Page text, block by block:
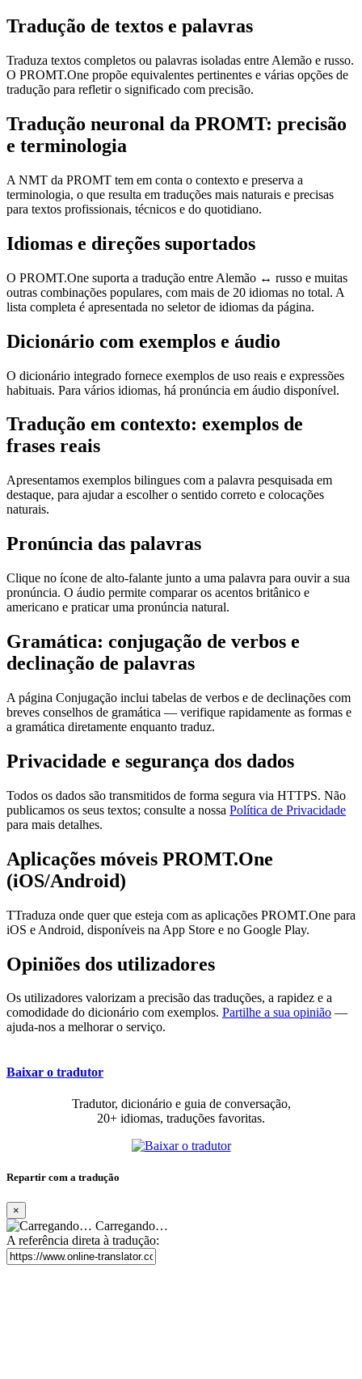
Tradução de textos e palavras
Traduza textos completos ou palavras isoladas entre Alemão e russo.
O PROMT.One propõe equivalentes pertinentes e várias opções de
tradução para refletir o significado com precisão.
Tradução neuronal da PROMT: precisão
e terminologia
A NMT da PROMT tem em conta o contexto e preserva a
terminologia, o que resulta em traduções mais naturais e precisas
para textos profissionais, técnicos e do quotidiano.
Idiomas e direções suportados
O PROMT.One suporta a tradução entre Alemão ↔ russo e muitas
outras combinações populares, com mais de 20 idiomas no total. A
lista completa é apresentada no seletor de idiomas da página.
Dicionário com exemplos e áudio
O dicionário integrado fornece exemplos de uso reais e expressões
habituais. Para vários idiomas, há pronúncia em áudio disponível.
Tradução em contexto: exemplos de
frases reais
Apresentamos exemplos bilingues com a palavra pesquisada em
destaque, para ajudar a escolher o sentido correto e colocações
naturais.
Pronúncia das palavras
Clique no ícone de alto-falante junto a uma palavra para ouvir a sua
pronúncia. O áudio permite comparar os acentos britânico e
americano e praticar uma pronúncia natural.
Gramática: conjugação de verbos e
declinação de palavras
A página Conjugação inclui tabelas de verbos e de declinações com
breves conselhos de gramática — verifique rapidamente as formas e
a gramática diretamente enquanto traduz.
Privacidade e segurança dos dados
Todos os dados são transmitidos de forma segura via HTTPS. Não
publicamos os seus textos; consulte a nossa Política de Privacidade
para mais detalhes.
Aplicações móveis PROMT.One
(iOS/Android)
TTraduza onde quer que esteja com as aplicações PROMT.One para
iOS e Android, disponíveis na App Store e no Google Play.
Opiniões dos utilizadores
Os utilizadores valorizam a precisão das traduções, a rapidez e a
comodidade do dicionário com exemplos. Partilhe a sua opinião —
ajuda-nos a melhorar o serviço.
Baixar o tradutor
Tradutor, dicionário e guia de conversação,
20+ idiomas, traduções favoritas.
Repartir com a tradução
×
Carregando…
A referência direta à tradução: